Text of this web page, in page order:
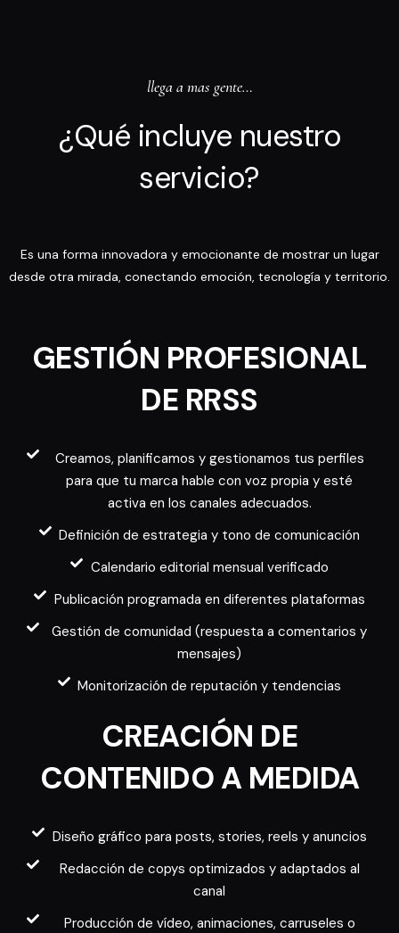
llega a mas gente…
¿Qué incluye nuestro
servicio?
Es una forma innovadora y emocionante de mostrar un lugar
desde otra mirada, conectando emoción, tecnología y territorio.
GESTIÓN PROFESIONAL
DE RRSS
Creamos, planificamos y gestionamos tus perfiles
para que tu marca hable con voz propia y esté
activa en los canales adecuados.
Definición de estrategia y tono de comunicación
Calendario editorial mensual verificado
Publicación programada en diferentes plataformas
Gestión de comunidad (respuesta a comentarios y
mensajes)
Monitorización de reputación y tendencias
CREACIÓN DE
CONTENIDO A MEDIDA
Diseño gráfico para posts, stories, reels y anuncios
Redacción de copys optimizados y adaptados al
canal
Producción de vídeo, animaciones, carruseles o